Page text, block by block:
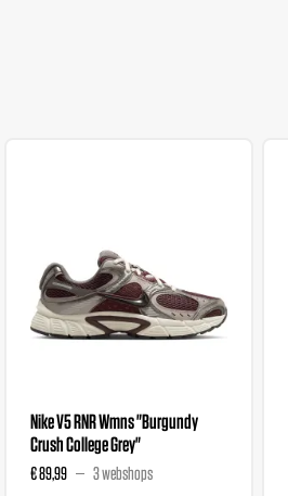
Nike V5 RNR Wmns "Burgundy
Crush College Grey"
€ 89,99 3 webshops